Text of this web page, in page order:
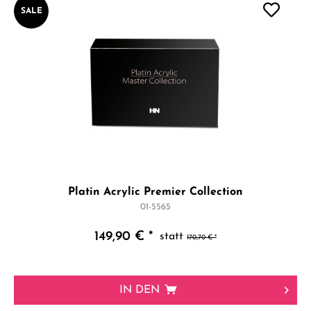
SALE
Platin Acrylic Premier Collection
01-5565
149,90 € * 170,70 € *
IN DEN